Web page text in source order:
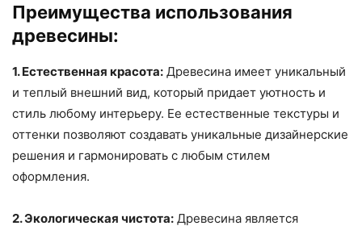
Преимущества использования
древесины:
1. Естественная красота: Древесина имеет уникальный
и теплый внешний вид, который придает уютность и
стиль любому интерьеру. Ее естественные текстуры и
оттенки позволяют создавать уникальные дизайнерские
решения и гармонировать с любым стилем
оформления.
2. Экологическая чистота: Древесина является